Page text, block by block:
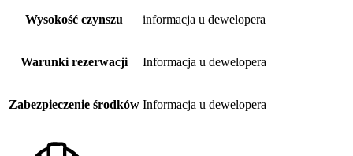
Wysokość czynszu informacja u dewelopera
Warunki rezerwacji Informacja u dewelopera
Zabezpieczenie środków Informacja u dewelopera